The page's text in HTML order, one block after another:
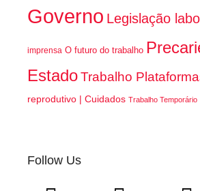
Governo Legislação
imprensa O futuro do trabalho
EstadoTrabalho
reprodutivo | Cuidados Trabalho Temporário
Follow Us